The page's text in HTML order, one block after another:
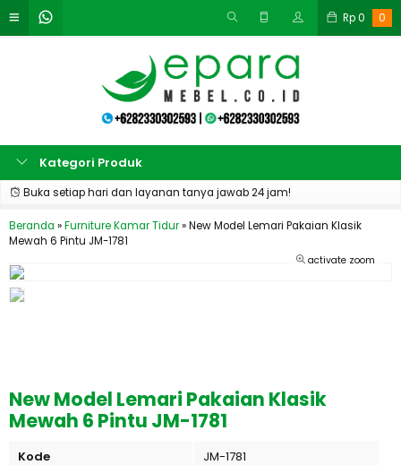
Rp0 0
Kategori Produk
Buka setiap hari dan layanan tanya jawab 24 jam!
Beranda »Furniture Kamar Tidur»New Model Lemari Pakaian Klasik
Mewah 6 Pintu JM-1781
activate zoom
New Model Lemari Pakaian Klasik
Mewah 6 Pintu JM-1781
Kode
JM-1781